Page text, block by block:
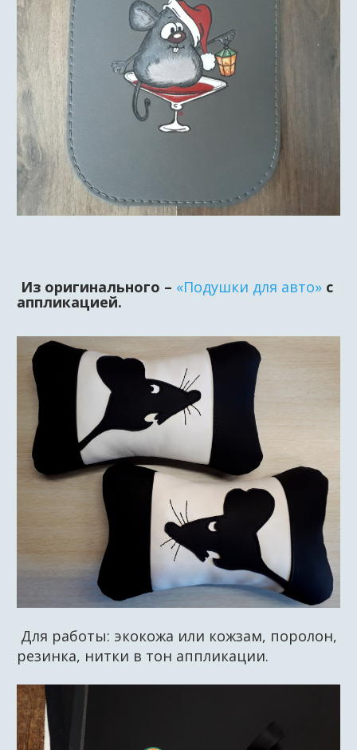
Из оригинального – «Подушки для авто» с
аппликацией.
Для работы: экокожа или кожзам, поролон,
резинка, нитки в тон аппликации.